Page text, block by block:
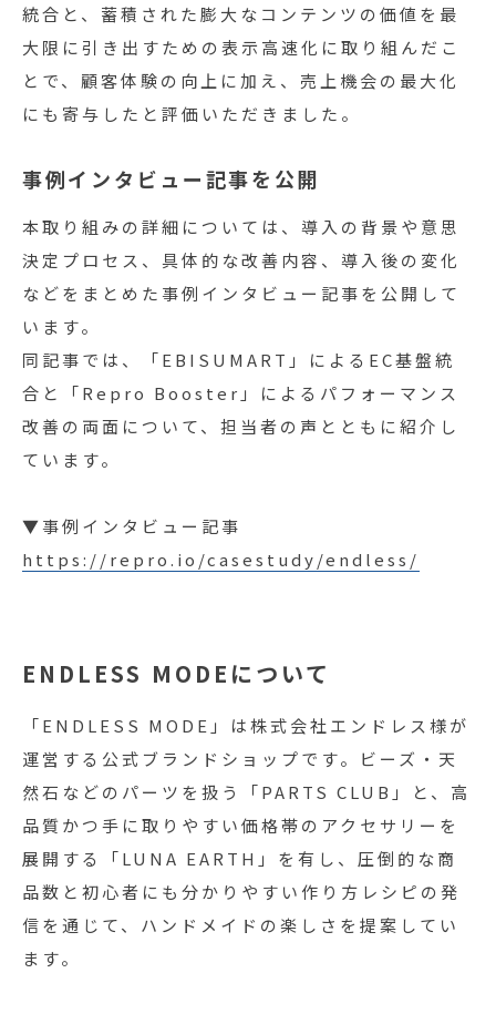
統合と、蓄積された膨大なコンテンツの価値を最
大限に引き出すための表示高速化に取り組んだこ
とで、顧客体験の向上に加え、売上機会の最大化
にも寄与したと評価いただきました。
事例インタビュー記事を公開
本取り組みの詳細については、導入の背景や意思
決定プロセス、具体的な改善内容、導入後の変化
などをまとめた事例インタビュー記事を公開して
います。
同記事では、「EBISUMART」によるEC基盤統
合と「Repro Booster」によるパフォーマンス
改善の両面について、担当者の声とともに紹介し
ています。
▼事例インタビュー記事
https://repro.io/casestudy/endless/
ENDLESS MODEについて
「ENDLESS MODE」は株式会社エンドレス様が
運営する公式ブランドショップです。ビーズ・天
然石などのパーツを扱う「PARTS CLUB」と、高
品質かつ手に取りやすい価格帯のアクセサリーを
展開する「LUNA EARTH」を有し、圧倒的な商
品数と初心者にも分かりやすい作り方レシピの発
信を通じて、ハンドメイドの楽しさを提案してい
ます。